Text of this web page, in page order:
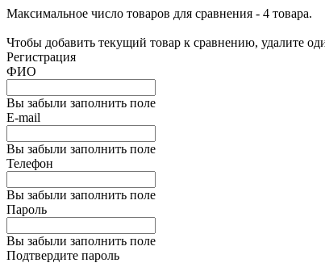
Максимальное число товаров для сравнения - 4 товара.
Чтобы добавить текущий товар к сравнению, удалите
Регистрация
ФИО
Вы забыли заполнить поле
E-mail
Вы забыли заполнить поле
Телефон
Вы забыли заполнить поле
Пароль
Вы забыли заполнить поле
Подтвердите пароль